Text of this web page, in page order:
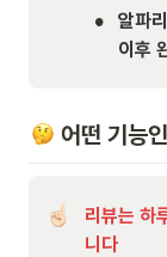
•
알파
이후
어떤 기능
리뷰는 하
니다